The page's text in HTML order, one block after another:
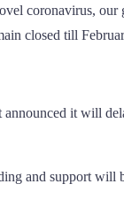
coronavirus, our
closed till
it will
and support will